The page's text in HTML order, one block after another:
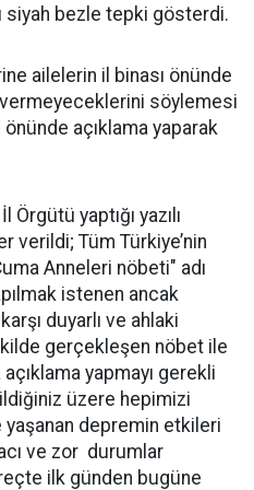
siyah bezle tepki gösterdi.
ailelerin il binası önünde
vermeyeceklerini söylemesi
açıklama yaparak
yaptığı yazılı
verildi; Tüm Türkiye’nin
Anneleri nöbeti" adı
istenen ancak
duyarlı ve ahlaki
gerçekleşen nöbet ile
yapmayı gerekli
üzere hepimizi
depremin etkileri
ve zor durumlar
ilk günden bugüne